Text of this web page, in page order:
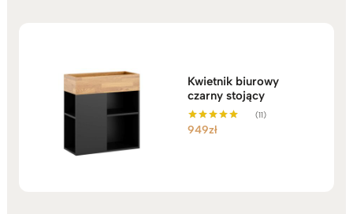
Kwietnik biurowy
czarny stojący
Oceniono
(11)
949zł